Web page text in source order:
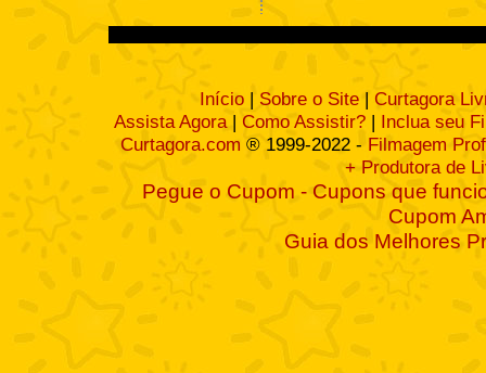
Início | Sobre o Site | Curtagora
Assista Agora| Como Assistir? | Inclua seu
Curtagora.com ® 1999-2022 - Filmagem
+ Produtora de
Pegue o Cupom - Cupons que
Cupom
Guia dos Melhores